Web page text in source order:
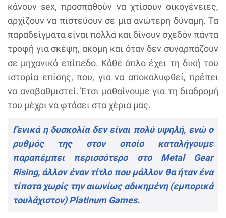
κάνουν sex, προσπαθούν να χτίσουν οικογένειες,
αρχίζουν να πιστεύουν σε μια ανώτερη δύναμη. Τα
παραδείγματα είναι πολλά και δίνουν σχεδόν πάντα
τροφή για σκέψη, ακόμη και όταν δεν συναρπάζουν
σε μηχανικό επίπεδο. Κάθε όπλο έχει τη δική του
ιστορία επίσης, που, για να αποκαλυφθεί, πρέπει
να αναβαθμιστεί. Έτσι μαθαίνουμε για τη διαδρομή
του μέχρι να φτάσει στα χέρια μας.
Γενικά η δυσκολία δεν είναι πολύ υψηλή, ενώ ο
ρυθμός της στον οποίο καταλήγουμε
παραπέμπει περισσότερο στο Metal Gear
Rising, άλλον έναν τίτλο που μάλλον θα ήταν ένα
τίποτα χωρίς την αιωνίως αδικημένη (εμπορικά
τουλάχιστον) Platinum Games.